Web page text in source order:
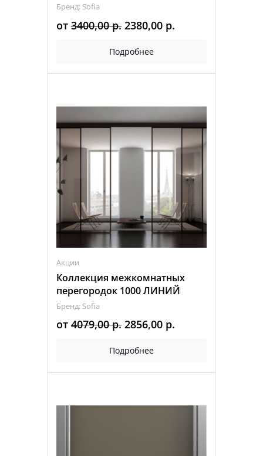
Бренд: Sofia
от 3400,00р. Первоначальная
составляла
3400,00 р..
2380,00 р.
Подробнее
Акции
Коллекция межкомнатных
перегородок 1000 ЛИНИЙ
Бренд: Sofia
от 4079,00р. Первоначальная
составляла
4079,00 р..
2856,00 р.
Подробнее